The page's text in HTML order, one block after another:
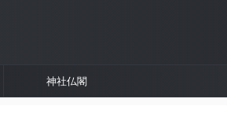
神社仏閣